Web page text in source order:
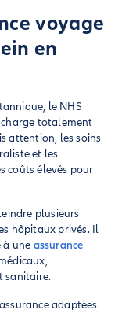
voyage
en
le NHS
totalement
attention, les soins
et les
coûts élevés pour
plusieurs
hôpitaux privés. Il
à une assurance
sanitaire.
adaptées